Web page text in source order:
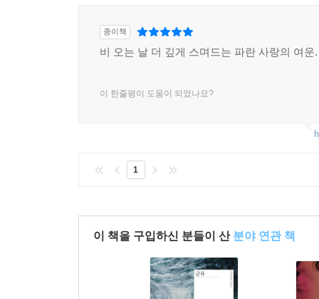
종이책
비 오는 날 더 깊게 스며드는 파란 사랑의 여운.
이 한줄평이 도움이 되었나요?
1
이 책을 구입하신 분들이 산 분야 연관 책